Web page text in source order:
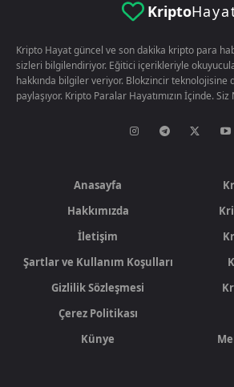
Kripto
Kripto Hayat güncel ve son dakika kripto para
sizleri bilgilendiriyor. Eğitici içerikleriyle
hakkında bilgiler veriyor. Blokzincir teknolojisine
paylaşıyor. Kripto Paralar Hayatımızın İçinde.
Anasayfa
Hakkımızda
İletişim
Şartlar ve Kullanım Koşulları
Gizlilik Sözleşmesi
Çerez Politikası
Künye